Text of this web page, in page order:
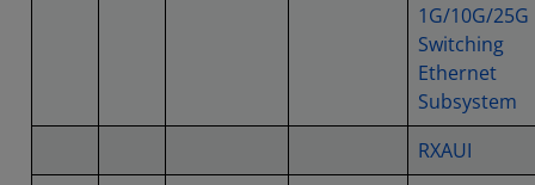
1G/10G/25G
Switching
Ethernet
Subsystem
RXAUI